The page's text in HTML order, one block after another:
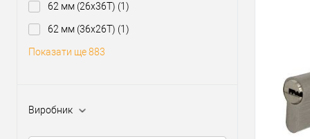
62 мм (26x36T) (1)
62 мм (36x26T) (1)
Показати ще 883
Виробник
У